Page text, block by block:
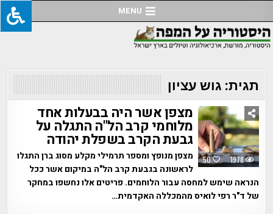
to
content
MENU
תגית: גוש עציון
50 1978
מצפן אשר היה בבעלות אחד
מלוחמי קרב הל"ה התגלה על
גבעת הקרב בשפלת יהודה
מצפן מנופץ ומספר תרמילי מקלע מסוג ברן התגלו
לראשונה בגבעת קרב הל"ה במיקום אשר ככל
הנראה שימש למחסה עבור הלוחמים. פריטים אלו נחשפו במחקר
של ד"ר רפי לואיס מהמכללה האקדמית…